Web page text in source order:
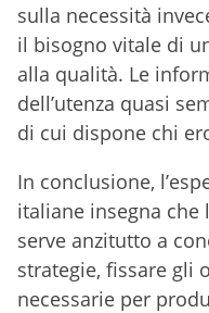
sulla necessità
il bisogno vitale di
alla qualità. Le
dell’utenza quasi
di cui dispone chi
In conclusione,
italiane insegna che
serve anzitutto a
strategie, fissare gli
necessarie per